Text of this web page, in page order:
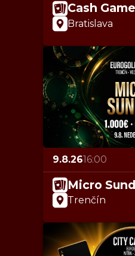
Cash Game
Bratislava
9.8.2616:00
Micro
Trenčín